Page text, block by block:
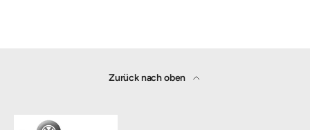
Zurück nach oben